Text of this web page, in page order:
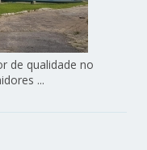
de qualidade no
...